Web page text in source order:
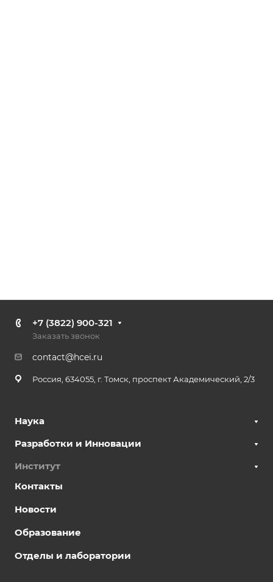
+7 (3822) 900-321
Заказать звонок
contact@hcei.ru
Россия, 634055, г. Томск, проспект Академический, 2/3
Наука
Разработки и Инновации
Институт
Контакты
Новости
Образование
Отделы и лаборатории